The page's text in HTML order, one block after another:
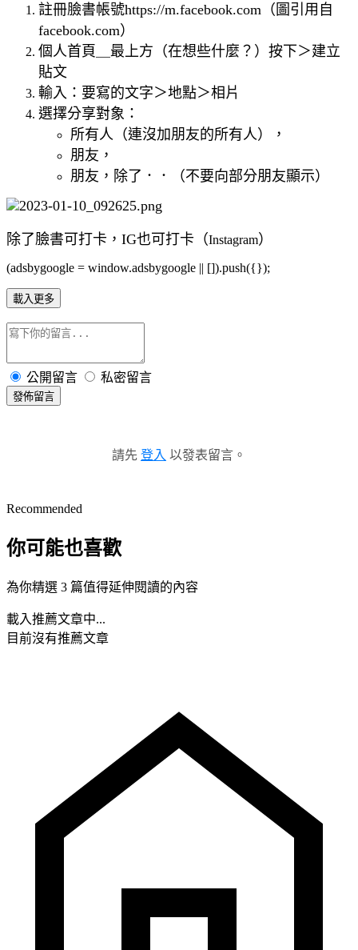
註冊臉書帳號https://m.facebook.com（圖引用自
facebook.com）
個人首頁＿最上方（在想些什麼？）按下＞建立
貼文
輸入：要寫的文字＞地點＞相片
選擇分享對象：
所有人（連沒加朋友的所有人），
朋友，
朋友，除了．．（不要向部分朋友顯示）
除了臉書可打卡，IG也可打卡（Instagram）
(adsbygoogle = window.adsbygoogle || []).push({});
載入更多
公開留言 私密留言
發佈留言
請先 登入 以發表留言。
Recommended
你可能也喜歡
為你精選 3 篇值得延伸閱讀的內容
載入推薦文章中...
目前沒有推薦文章